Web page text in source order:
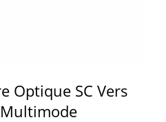
Optique SC Vers